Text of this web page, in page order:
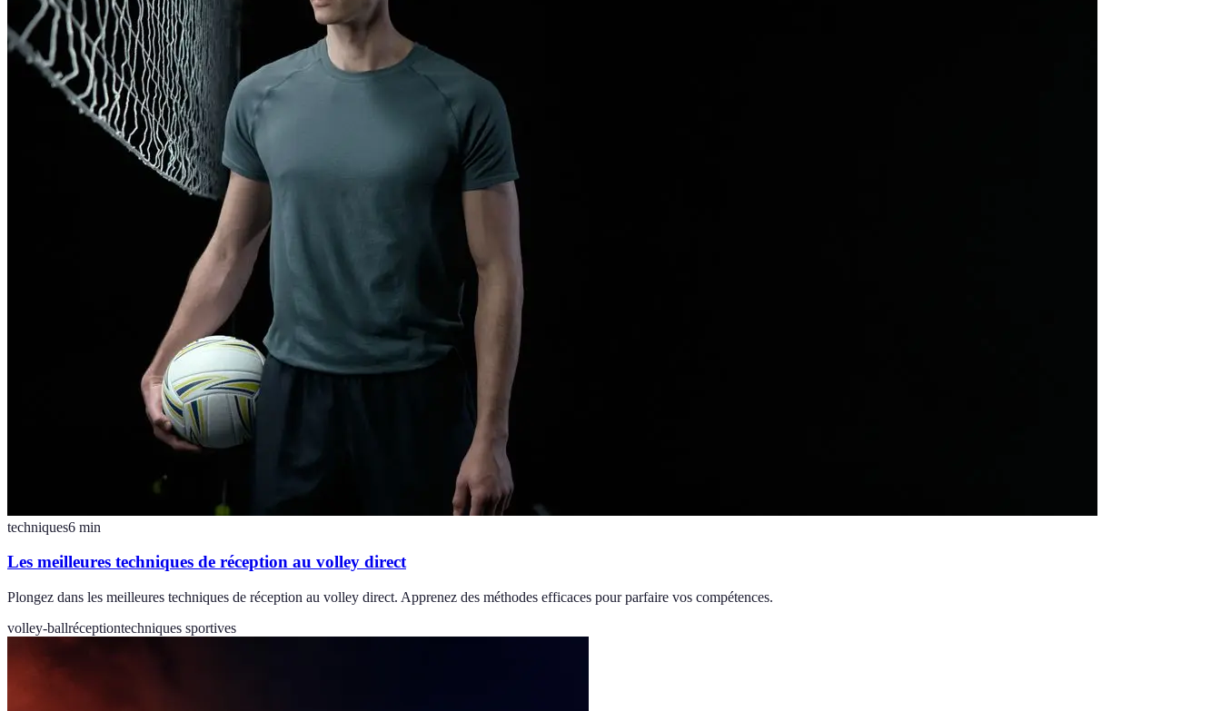
techniques6 min
Les meilleures techniques de réception au volley direct
Plongez dans les meilleures techniques de réception au volley direct. Apprenez des méthodes efficaces pour parfaire vos compétences.
volley-ballréceptiontechniques sportives